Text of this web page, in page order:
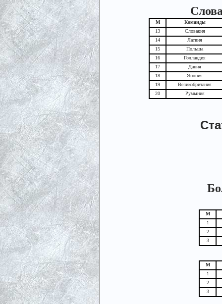
М
Команды
13
Словакия
14
Латвия
15
Польша
16
Голландия
17
Дания
18
Япония
19
Великобритания
20
Румыния
М
1
2
3
М
1
2
3